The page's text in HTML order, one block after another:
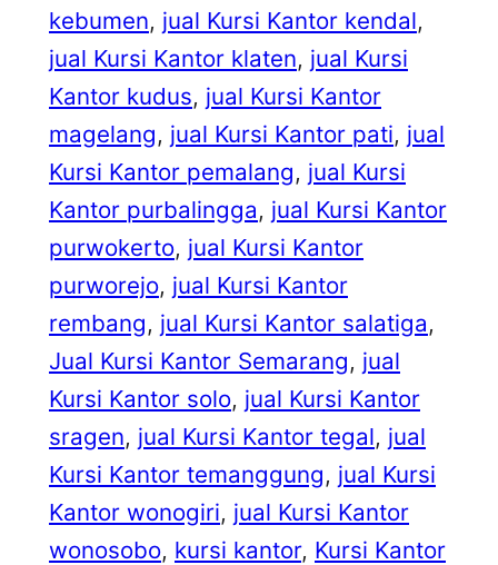
kebumen, jual Kursi Kantor kendal
jual Kursi Kantor klaten, jual Kursi
Kantor kudus, jual Kursi Kantor
magelang, jual Kursi Kantor pati, jual
Kursi Kantor pemalang, jual Kursi
Kantor purbalingga, jual Kursi Kantor
purwokerto, jual Kursi Kantor
purworejo, jual Kursi Kantor
rembang, jual Kursi Kantor salatiga
Jual Kursi Kantor Semarang, jual
Kursi Kantor solo, jual Kursi Kantor
sragen, jual Kursi Kantor tegal, jual
Kursi Kantor temanggung, jual Kursi
Kantor wonogiri, jual Kursi Kantor
wonosobo, kursi kantor, Kursi Kantor